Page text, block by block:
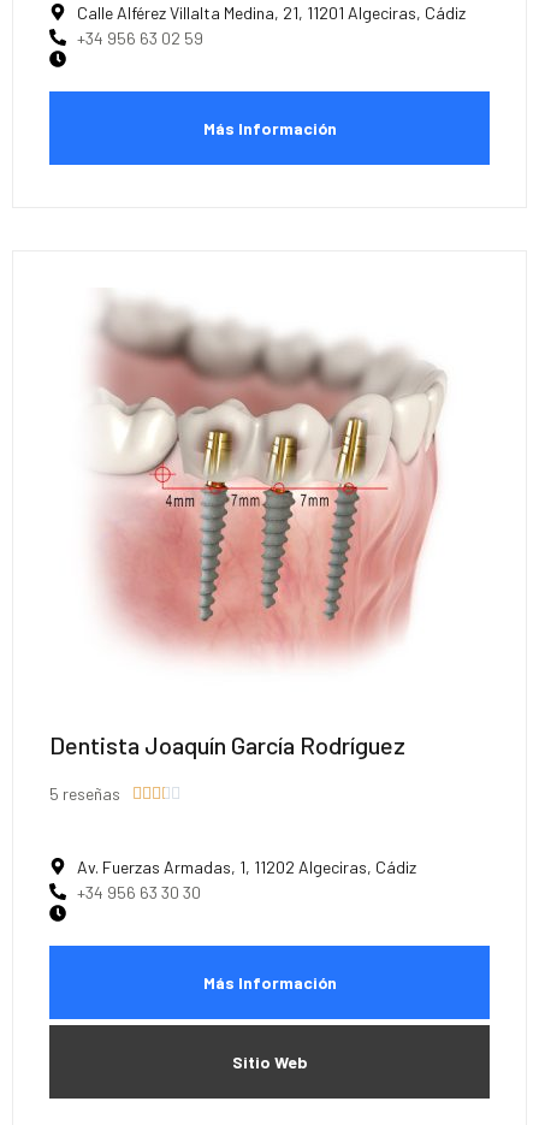
Calle Alférez Villalta Medina, 21, 11201 Algeciras, Cádiz
+34 956 63 02 59
Más Información
Dentista Joaquín García Rodríguez
5 reseñas     
Av. Fuerzas Armadas, 1, 11202 Algeciras, Cádiz
+34 956 63 30 30
Más Información
Sitio Web